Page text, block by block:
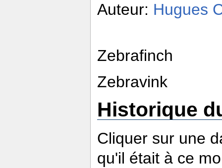
Auteur: Hugues
Zebrafinch
Zebravink
Historique
Cliquer sur une
qu'il était à ce